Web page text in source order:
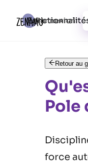
Connexion
Retour au
Pole
force